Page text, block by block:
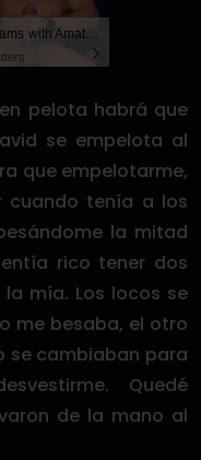
Live Cams with Amateur Men
pelota habrá que
se empelota al
que empelotarme,
cuando tenía a los
la mitad
rico tener dos
mía. Los locos se
me besaba, el otro
se cambiaban para
Quedé
de la mano al